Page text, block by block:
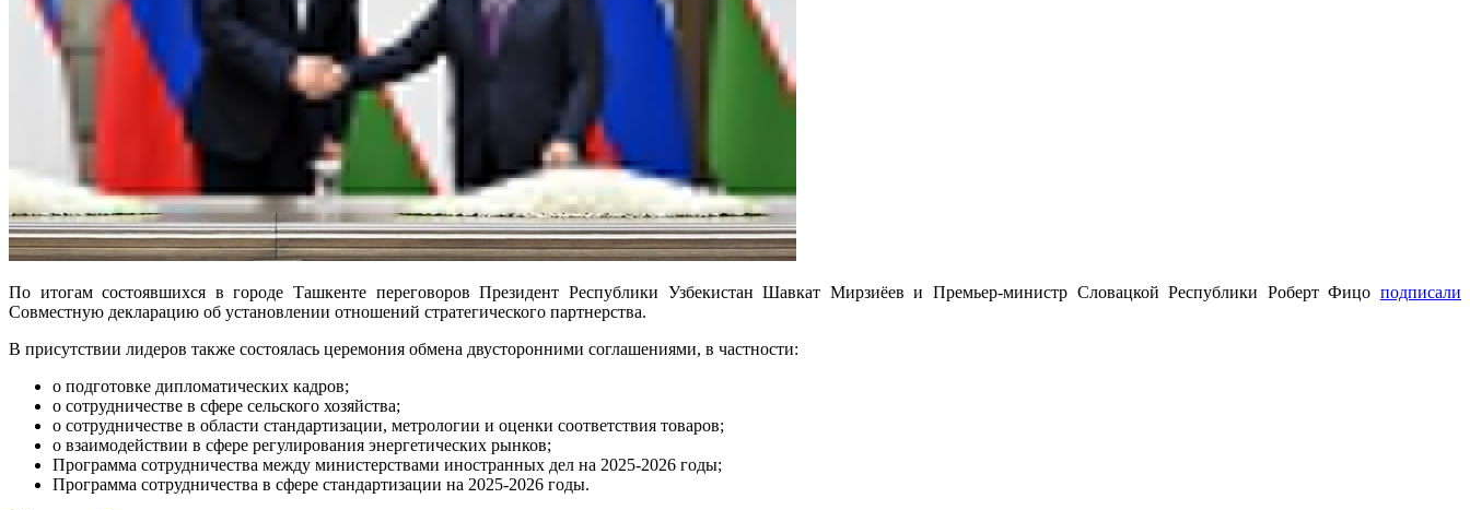
По итогам состоявшихся в городе Ташкенте переговоров Президент Республики Узбекистан Шавкат Мирзиёев и Премьер-министр Словацкой Республики Роберт Фицо подписали
Совместную декларацию об установлении отношений стратегического партнерства.
В присутствии лидеров также состоялась церемония обмена двусторонними соглашениями, в частности:
о подготовке дипломатических кадров;
о сотрудничестве в сфере сельского хозяйства;
о сотрудничестве в области стандартизации, метрологии и оценки соответствия товаров;
о взаимодействии в сфере регулирования энергетических рынков;
Программа сотрудничества между министерствами иностранных дел на 2025-2026 годы;
Программа сотрудничества в сфере стандартизации на 2025-2026 годы.